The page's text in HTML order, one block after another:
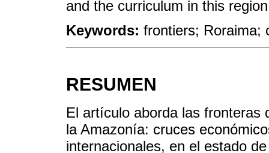
and the curriculum in this
Keywords: frontiers; Roraima;
RESUMEN
El artículo aborda las fronteras
la Amazonía: cruces
internacionales, en el estado